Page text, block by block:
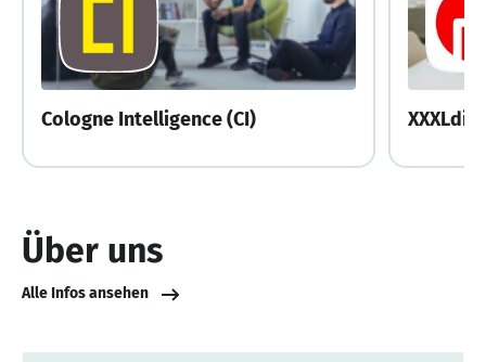
Cologne Intelligence (CI)
Über uns
Alle Infos ansehen